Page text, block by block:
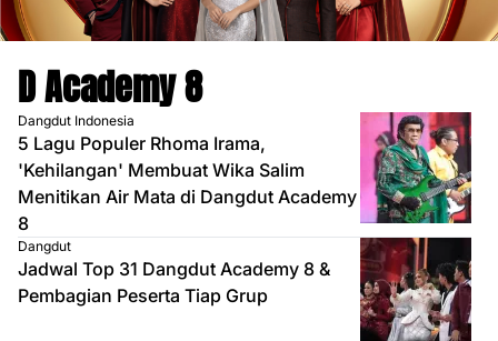
D Academy 8
Dangdut Indonesia
5 Lagu Populer Rhoma Irama,
'Kehilangan' Membuat Wika Salim
Menitikan Air Mata di Dangdut Academy
8
Dangdut
Jadwal Top 31 Dangdut Academy 8 &
Pembagian Peserta Tiap Grup